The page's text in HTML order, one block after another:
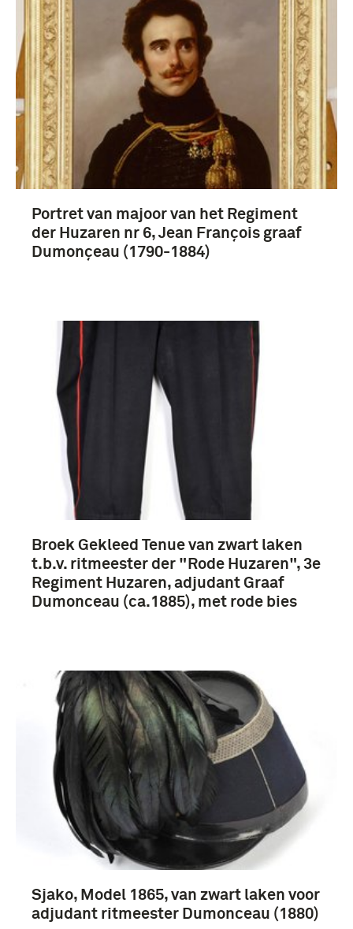
Portret van majoor van het Regiment
der Huzaren nr 6, Jean François graaf
Dumonçeau (1790-1884)
Broek Gekleed Tenue van zwart laken
t.b.v. ritmeester der "Rode Huzaren", 3e
Regiment Huzaren, adjudant Graaf
Dumonceau (ca.1885), met rode bies
Sjako, Model 1865, van zwart laken voor
adjudant ritmeester Dumonceau (1880)